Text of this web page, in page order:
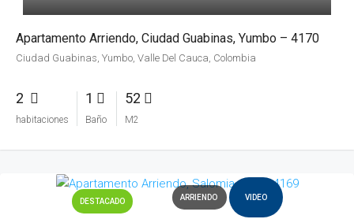
Apartamento Arriendo, Ciudad Guabinas, Yumbo – 4170
Ciudad Guabinas, Yumbo, Valle Del Cauca, Colombia
2
habitaciones
1
Baño
52
M2
DESTACADO ARRIENDO VIDEO